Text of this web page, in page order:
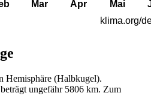
Hemisphäre (Halbkugel).
ungefähr 5806 km. Zum